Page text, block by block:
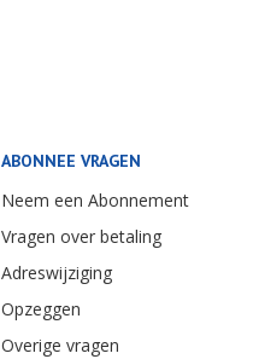
ABONNEE VRAGEN
Neem een Abonnement
Vragen over betaling
Adreswijziging
Opzeggen
Overige vragen